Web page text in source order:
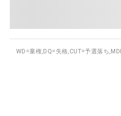
WD=棄権, DQ=失格, CUT=予選落ち,